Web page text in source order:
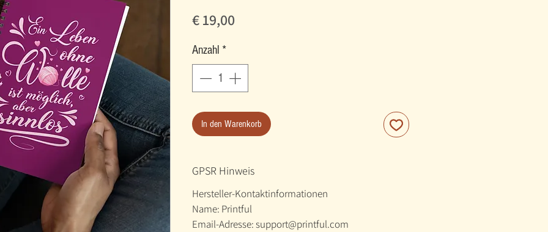
€ 19,00
Anzahl *
In den Warenkorb
GPSR Hinweis
Hersteller-Kontaktinformationen
Name: Printful
Email-Adresse: support@printful.com